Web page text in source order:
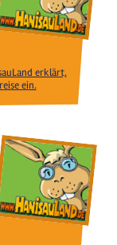
erklärt,
ein.